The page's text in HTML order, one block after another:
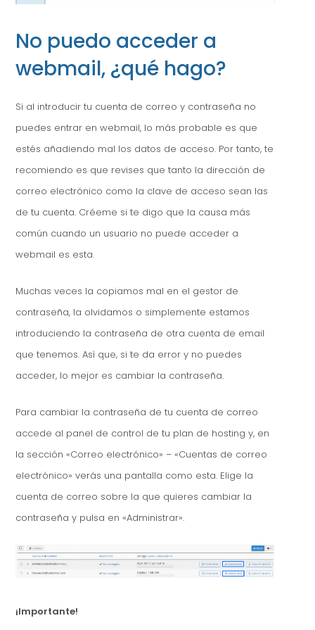
No puedo acceder a
webmail, ¿qué hago?
Si al introducir tu cuenta de correo y contraseña no
puedes entrar en webmail, lo más probable es que
estés añadiendo mal los datos de acceso. Por tanto, te
recomiendo es que revises que tanto la dirección de
correo electrónico como la clave de acceso sean las
de tu cuenta. Créeme si te digo que la causa más
común cuando un usuario no puede acceder a
webmail es esta.
Muchas veces la copiamos mal en el gestor de
contraseña, la olvidamos o simplemente estamos
introduciendo la contraseña de otra cuenta de email
que tenemos. Así que, si te da error y no puedes
acceder, lo mejor es cambiar la contraseña.
Para cambiar la contraseña de tu cuenta de correo
accede al panel de control de tu plan de hosting y, en
la sección «Correo electrónico» – «Cuentas de correo
electrónico» verás una pantalla como esta. Elige la
cuenta de correo sobre la que quieres cambiar la
contraseña y pulsa en «Administrar».
¡Importante!